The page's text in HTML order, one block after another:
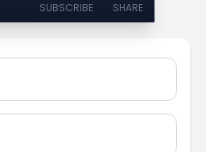
SUBSCRIBE SHARE